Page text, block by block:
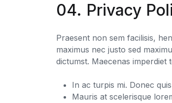
04. Privacy
Praesent non sem facilisis,
maximus nec justo sed
dictumst. Maecenas
In ac turpis mi. Donec
Mauris at scelerisque